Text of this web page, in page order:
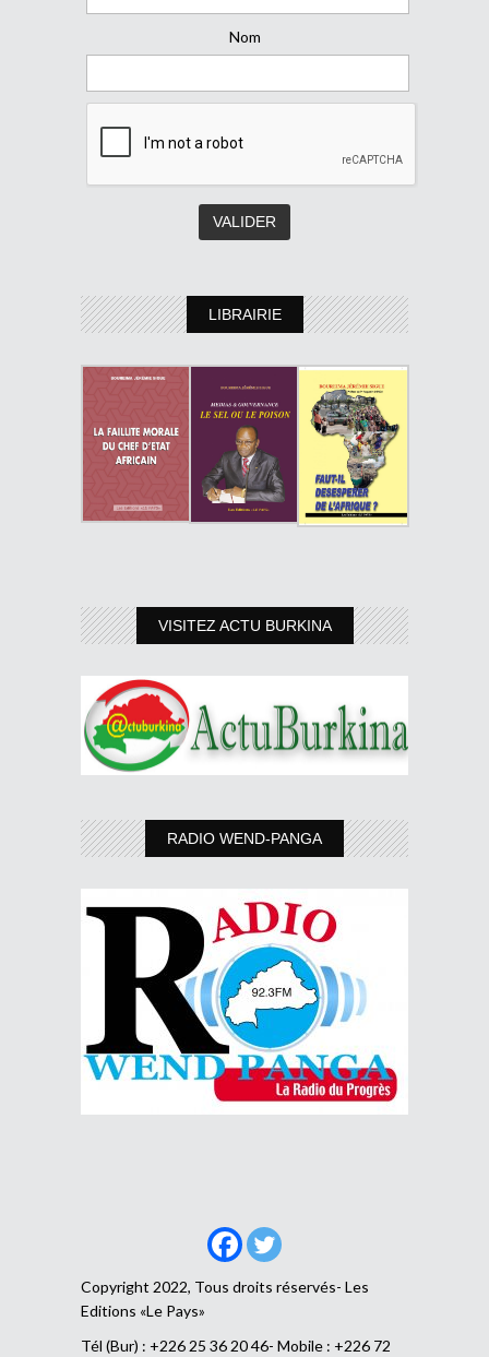
Nom
LIBRAIRIE
VISITEZ ACTU BURKINA
RADIO WEND-PANGA
Copyright 2022, Tous droits réservés- Les
Editions «Le Pays»
Tél (Bur) : +226 25 36 20 46- Mobile : +226 72